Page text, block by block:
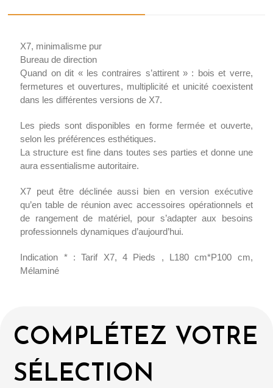
X7, minimalisme pur
Bureau de direction
Quand on dit « les contraires s’attirent » : bois et verre,
fermetures et ouvertures, multiplicité et unicité coexistent
dans les différentes versions de X7.
Les pieds sont disponibles en forme fermée et ouverte,
selon les préférences esthétiques.
La structure est fine dans toutes ses parties et donne une
aura essentialisme autoritaire.
X7 peut être déclinée aussi bien en version exécutive
qu’en table de réunion avec accessoires opérationnels et
de rangement de matériel, pour s’adapter aux besoins
professionnels dynamiques d’aujourd’hui.
Indication * : Tarif X7, 4 Pieds , L180 cm*P100 cm,
Mélaminé
COMPLÉTEZ VOTRE
SÉLECTION